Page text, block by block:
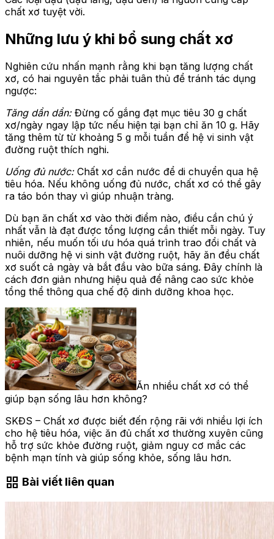
chất xơ tuyệt vời.
Những lưu ý khi bổ sung chất xơ
Nghiên cứu nhấn mạnh rằng khi bạn tăng lượng chất
xơ, có hai nguyên tắc phải tuân thủ để tránh tác dụng
ngược:
Tăng dần dần:Đừng cố gắng đạt mục tiêu 30 g chất
xơ/ngày ngay lập tức nếu hiện tại bạn chỉ ăn 10 g. Hãy
tăng thêm từ từ khoảng 5 g mỗi tuần để hệ vi sinh vật
đường ruột thích nghi.
Uống đủ nước:Chất xơ cần nước để di chuyển qua hệ
tiêu hóa. Nếu không uống đủ nước, chất xơ có thể gây
ra táo bón thay vì giúp nhuận tràng.
Dù bạn ăn chất xơ vào thời điểm nào, điều cần chú ý
nhất vẫn là đạt được tổng lượng cần thiết mỗi ngày. Tuy
nhiên, nếu muốn tối ưu hóa quá trình trao đổi chất và
nuôi dưỡng hệ vi sinh vật đường ruột, hãy ăn đều chất
xơ suốt cả ngày và bắt đầu vào bữa sáng. Đây chính là
cách đơn giản nhưng hiệu quả để nâng cao sức khỏe
tổng thể thông qua chế độ dinh dưỡng khoa học.
Ăn nhiều chất xơ có thể
giúp bạn sống lâu hơn không?
SKĐS – Chất xơ được biết đến rộng rãi với nhiều lợi ích
cho hệ tiêu hóa, việc ăn đủ chất xơ thường xuyên cũng
hỗ trợ sức khỏe đường ruột, giảm nguy cơ mắc các
bệnh mạn tính và giúp sống khỏe, sống lâu hơn.
grid_view Bài viết liên quan